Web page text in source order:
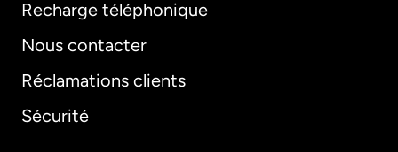
Recharge téléphonique
Nous contacter
Réclamations clients
Sécurité